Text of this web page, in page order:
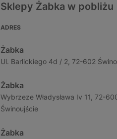
Sklepy Żabka w pobliżu
ADRES
Żabka
Ul. Barlickiego 4d / 2, 72-602
Żabka
Wybrzeze Władysława Iv 11, 72-
Świnoujście
Żabka